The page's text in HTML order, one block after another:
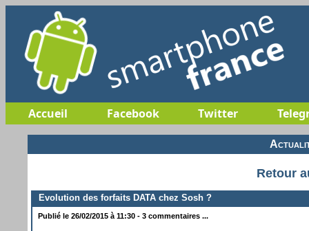
Accueil Facebook Twitter
Retour
Evolution des forfaits DATA chez Sosh ?
Publié le 26/02/2015 à 11:30 - 3 commentaires ...